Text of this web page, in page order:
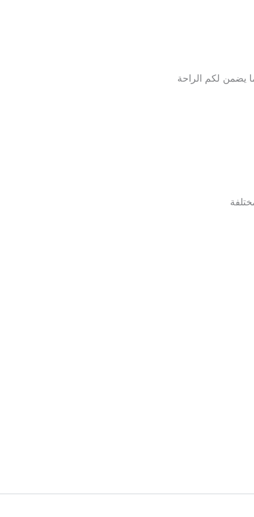
يضمن لكم الراحة